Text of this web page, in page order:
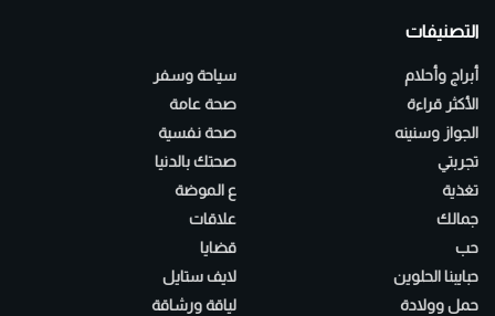
التصنيفات
أبراج وأحلام
الأكثر قراءة
الجواز وسنينه
تجربتي
تغذية
جمالك
حب
حبايبنا الحلوين
حمل وولادة
سياحة وسفر
صحة عامة
صحة نفسية
صحتك بالدنيا
ع الموضة
علاقات
قضايا
لايف ستايل
لياقة ورشاقة